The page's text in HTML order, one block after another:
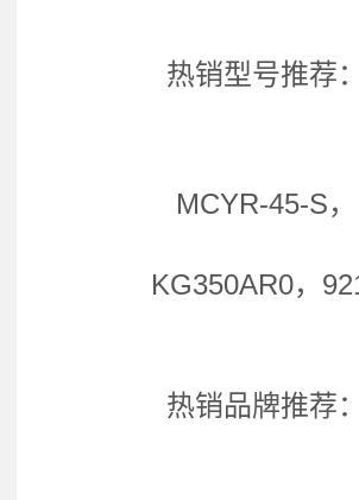
热销型号推荐：
MCYR-45-S，
KG350AR0，
热销品牌推荐：